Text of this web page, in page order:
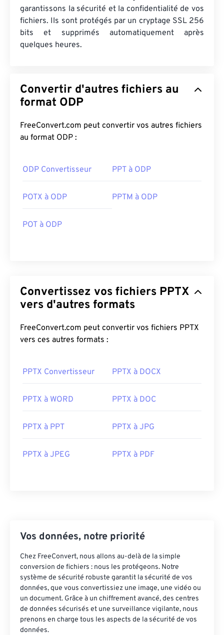
garantissons la sécurité et la confidentialité de vos
fichiers. Ils sont protégés par un cryptage SSL 256
bits et supprimés automatiquement après
quelques heures.
Convertir d'autres fichiers au
format ODP
FreeConvert.com peut convertir vos autres fichiers
au format ODP :
ODP Convertisseur PPT à ODP
POTX à ODP PPTM à ODP
POT à ODP
Convertissez vos fichiers PPTX
vers d'autres formats
FreeConvert.com peut convertir vos fichiers PPTX
vers ces autres formats :
PPTX Convertisseur PPTX à DOCX
PPTX à WORD PPTX à DOC
PPTX à PPT PPTX à JPG
PPTX à JPEG PPTX à PDF
Vos données, notre priorité
Chez FreeConvert, nous allons au-delà de la simple
conversion de fichiers : nous les protégeons. Notre
système de sécurité robuste garantit la sécurité de vos
données, que vous convertissiez une image, une vidéo ou
un document. Grâce à un chiffrement avancé, des centres
de données sécurisés et une surveillance vigilante, nous
prenons en charge tous les aspects de la sécurité de vos
données.